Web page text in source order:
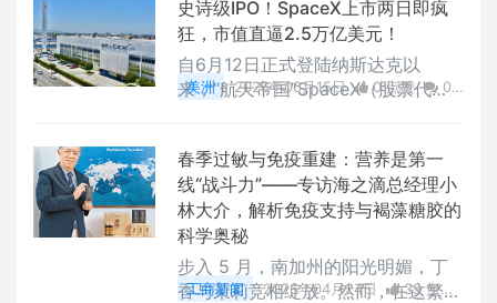
史诗级IPO！SpaceX上市两日即疯
狂，市值直逼2.5万亿美元！
自6月12日正式登陆纳斯达克以
来，“航天帝国”SpaceX（股票代
上规模最大的IPO，其连续两个交易
日的强劲走势，更是将这股“航天
热”推向了顶峰。
美洲 2026年06月15日 0 点赞
0
春季过敏与免疫重建：营养是第一
线“战斗力”——专访海之滴总经理小
林大介，解析免疫支持与褐藻糖胶的
科学奥秘
步入 5 月，南加州的阳光明媚，丁
香与茉莉竞相绽放。然而，在这繁花
工商新闻 2026年04月24日
39 点赞